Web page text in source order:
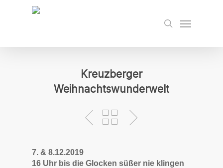
search
Menu
Kreuzberger
Weihnachtswunderwelt
7. & 8.12.2019
16 Uhr bis die Glocken süßer nie klingen